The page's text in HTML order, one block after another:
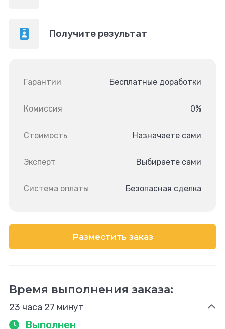
Получите результат
Гарантии Бесплатные доработки
Комиссия 0%
Стоимость Назначаете сами
Эксперт Выбираете сами
Система оплаты Безопасная сделка
Разместить заказ
Время выполнения заказа:
23 часа 27 минут
Выполнен